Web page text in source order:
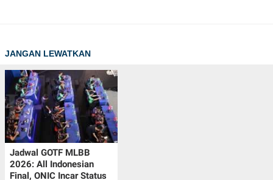
JANGAN LEWATKAN
Jadwal GOTF MLBB
2026: All Indonesian
Final, ONIC Incar Status